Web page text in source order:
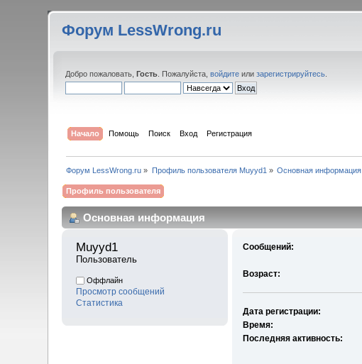
Форум LessWrong.ru
Добро пожаловать,Гость . Пожалуйста,войдите илизарегистрируйтесь
Начало Помощь Поиск Вход Регистрация
Форум LessWrong.ru » Профиль пользователя Muyyd1 » Основная информация
Профиль пользователя
Основная информация
Muyyd1
Пользователь
Оффлайн
Просмотр сообщений
Статистика
Сообщений:
Возраст:
Дата регистрации:
Время:
Последняя активность: